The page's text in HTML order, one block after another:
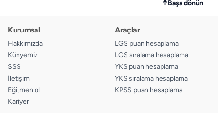
↑Başa dönün
Kurumsal
Hakkımızda
Künyemiz
SSS
İletişim
Eğitmen ol
Kariyer
Araçlar
LGS puan hesaplama
LGS sıralama hesaplama
YKS puan hesaplama
YKS sıralama hesaplama
KPSS puan hesaplama